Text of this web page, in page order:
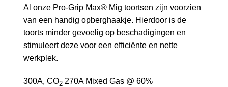
Al onze Pro-Grip Max® Mig toortsen zijn voorzien
van een handig opberghaakje. Hierdoor is de
toorts minder gevoelig op beschadigingen en
stimuleert deze voor een efficiënte en nette
werkplek.
300A, CO2 270A Mixed Gas @ 60%